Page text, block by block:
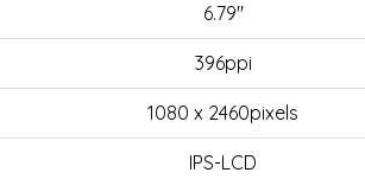
6.79"
396ppi
1080 x 2460pixels
IPS-LCD